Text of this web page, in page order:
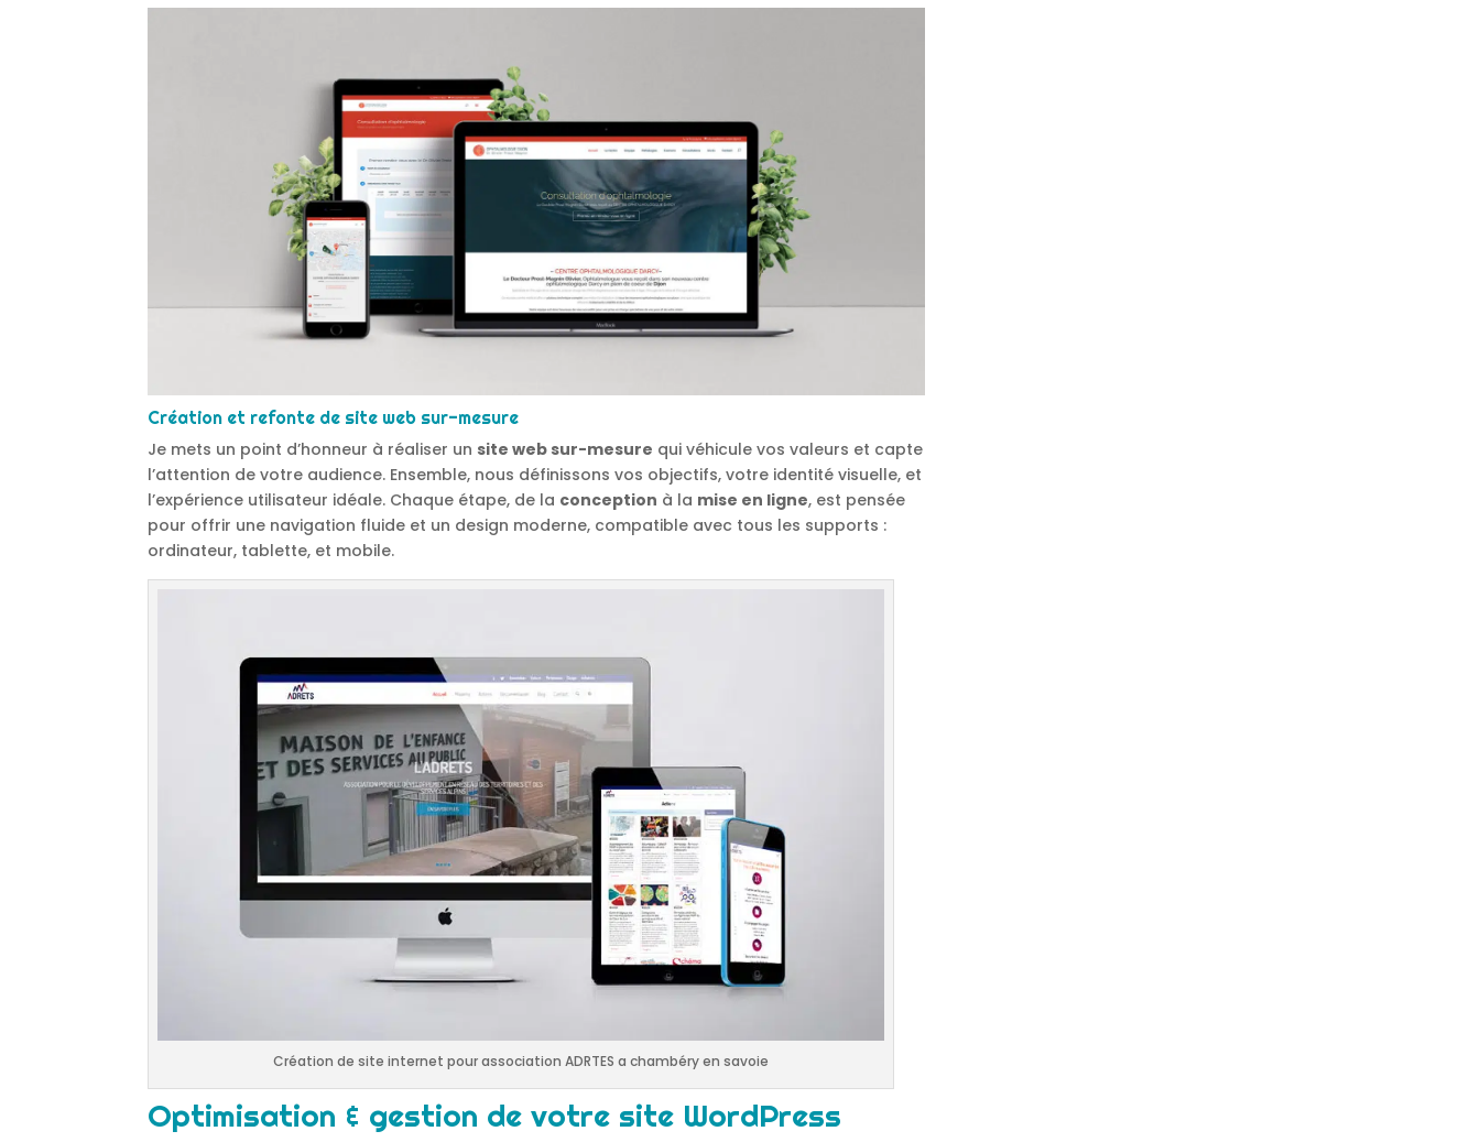
Création et refonte de site web sur-mesure
Je mets un point d’honneur à réaliser un site web sur-mesure qui véhicule vos valeurs et capte
l’attention de votre audience. Ensemble, nous définissons vos objectifs, votre identité visuelle, et
l’expérience utilisateur idéale. Chaque étape, de la conception à la mise en ligne, est pensée
pour offrir une navigation fluide et un design moderne, compatible avec tous les supports :
ordinateur, tablette, et mobile.
Création de site internet pour association ADRTES a chambéry en savoie
Optimisation & gestion de votre site WordPress